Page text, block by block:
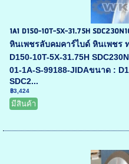
1A1 D150-10T-5X-31.75H
หินเพชรลับคมคาร์ไบด์ หินเพชร
D150-10T-5X-31.75H
01-1A-S-99188-JIDAขนาด :
SDC2...
฿3,424
มีสินค้า